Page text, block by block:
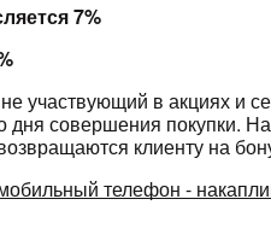
7%
участвующий в акциях и
совершения покупки.
клиенту на
телефон -
Подробнееоб